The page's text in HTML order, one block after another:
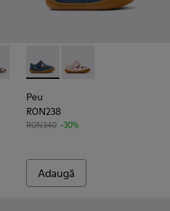
cu vârf închis din piele albastră
086
- 80177-082
Bicho - 80177-078
Bicho - 80177-074
Bicho - 80177-
Peu - K800665-001 -
Peu - K800665-002
Peu
RON238
RON340 -30%
Adaugă